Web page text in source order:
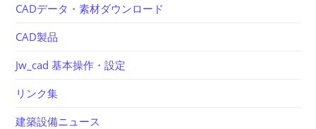
CADデータ・素材ダウンロード
CAD製品
Jw_cad 基本操作・設定
リンク集
建築設備ニュース